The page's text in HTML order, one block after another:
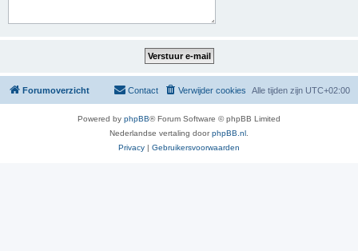
Forumoverzicht Alle tijden zijn UTC+02:00
Verwijder cookies
Contact
Powered by phpBB® Forum Software © phpBB Limited
Nederlandse vertaling doorphpBB.nl
Privacy | Gebruikersvoorwaarden